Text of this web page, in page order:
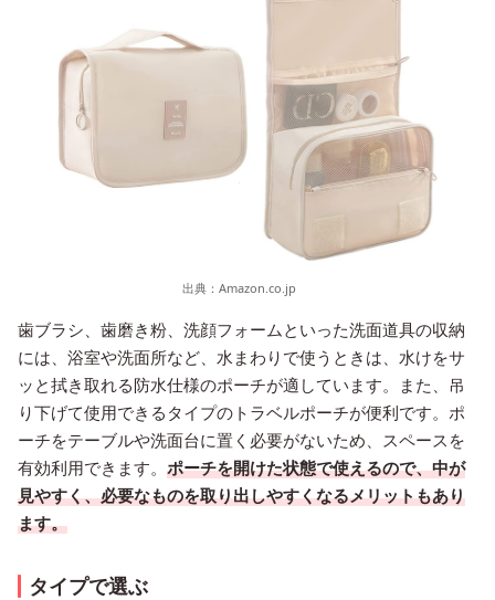
出典： Amazon.co.jp
歯ブラシ、歯磨き粉、洗顔フォームといった洗面道具の収納
には、浴室や洗面所など、水まわりで使うときは、水けをサ
ッと拭き取れる防水仕様のポーチが適しています。また、吊
り下げて使用できるタイプのトラベルポーチが便利です。ポ
ーチをテーブルや洗面台に置く必要がないため、スペースを
有効利用できます。 ポーチを開けた状態で使えるので、中が
見やすく、必要なものを取り出しやすくなるメリットもあり
ます。
タイプで選ぶ